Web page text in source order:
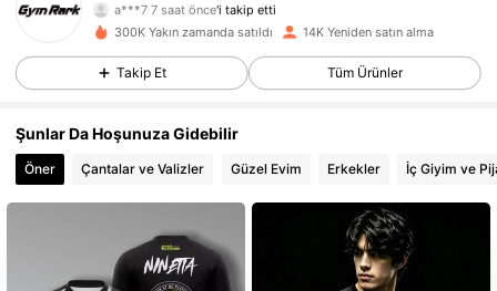
a***7 7 saat önce'i takip etti
c***o göz atıyor
4,69 5.2K Takipçiler
300K Yakın zamanda satıldı 14K Yeniden satın alma
Takip Et Tüm Ürünler
Şunlar Da Hoşunuza Gidebilir
Öner Çantalar ve Valizler Güzel Evim Erkekler İç Giyim ve